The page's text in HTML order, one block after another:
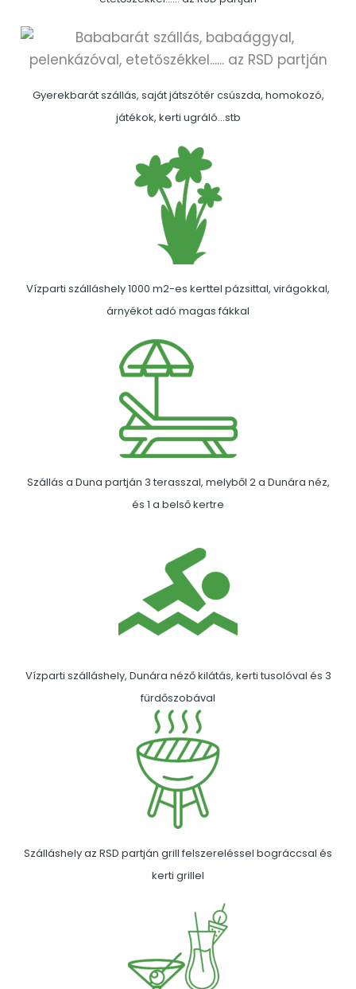
Gyerekbarát szállás, saját játszótér csúszda, homokozó,
játékok, kerti ugráló…stb
Vízparti szálláshely 1000 m2-es kerttel pázsittal, virágokkal,
árnyékot adó magas fákkal
Szállás a Duna partján 3 terasszal, melyből 2 a Dunára néz,
és 1 a belső kertre
Vízparti szálláshely, Dunára néző kilátás, kerti tusolóval és 3
fürdőszobával
Szálláshely az RSD partján grill felszereléssel bográccsal és
kerti grillel